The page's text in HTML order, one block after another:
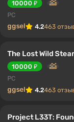
10000 ₽
PC
ggsel 4.2463
The Lost Wild
10000 ₽
PC
ggsel 4.2463
Project L33T: